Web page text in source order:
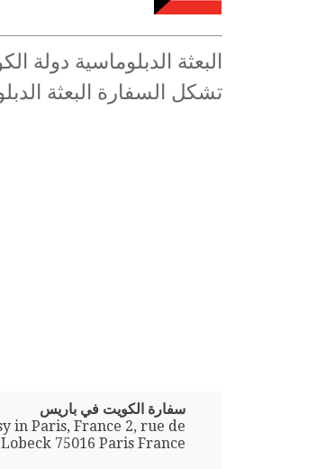
البعثة الدبلوماسية
تشكل السفارة البعثة
سفارة الكويت في باريس
in Paris, France 2, rue de
Lobeck 75016 Paris France